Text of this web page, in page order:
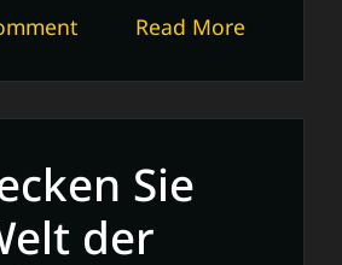
Read More
on
Tagebuch
Hörspiel:
Spaß
für
die
Sie
der